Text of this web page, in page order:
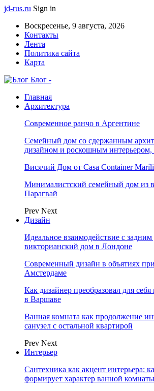
jd-rus.ru Sign in
Воскресенье, 9 августа, 2026
Контакты
Лента
Политика сайта
Карта
Блог -
Главная
Архитектура
Современное ранчо в Аргентине
Семейный дом со сдержанным
дизайном и роскошным интерьером,
Висячий Дом от Casa Container
Минималистский семейный дом из
Парагвай
Prev Next
Дизайн
Идеальное взаимодействие с
викторианский дом в Лондоне
Современный дизайн в объятиях
Амстердаме
Как дизайнер преобразовал для
в Варшаве
Ванная комната как продолжение
санузел с остальной квартирой
Prev Next
Интерьер
Сантехника как акцент интерьера:
формирует характер ванной комнаты